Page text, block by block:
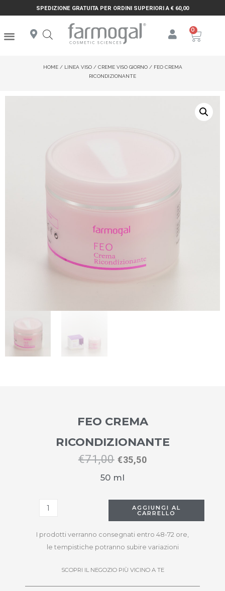
SPEDIZIONE GRATUITA PER ORDINI SUPERIORI A € 60,00
HOME/ LINEA VISO/ CREME VISO GIORNO/ FEO CREMA
RICONDIZIONANTE
FEO CREMA
RICONDIZIONANTE
€71,00 €35,50
50 ml
AGGIUNGI AL
CARRELLO
I prodotti verranno consegnati entro 48-72 ore,
le tempistiche potranno subire variazioni
SCOPRI IL NEGOZIO PIÙ VICINO A TE